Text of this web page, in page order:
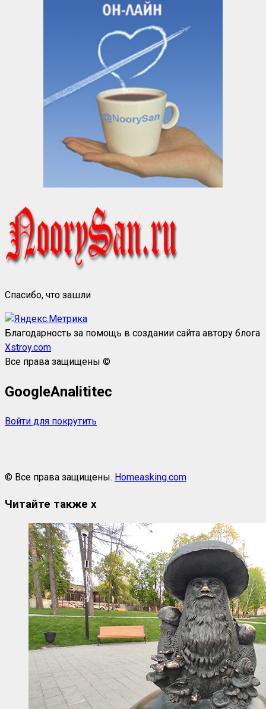
Спасибо, что зашли
Благодарность за помощь в создании сайта автору блога
Xstroy.com
Все права защищены ©
GoogleAnalititec
Войти для покрутить
© Все права защищены. Homeasking.com
Читайте также x